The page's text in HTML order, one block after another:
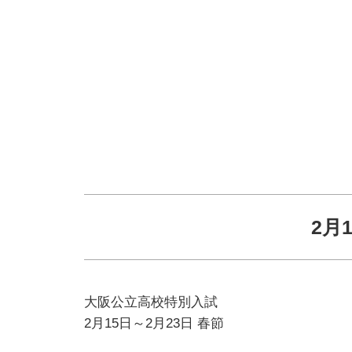
2月
大阪公立高校特別入試
2月15日～2月23日 春節